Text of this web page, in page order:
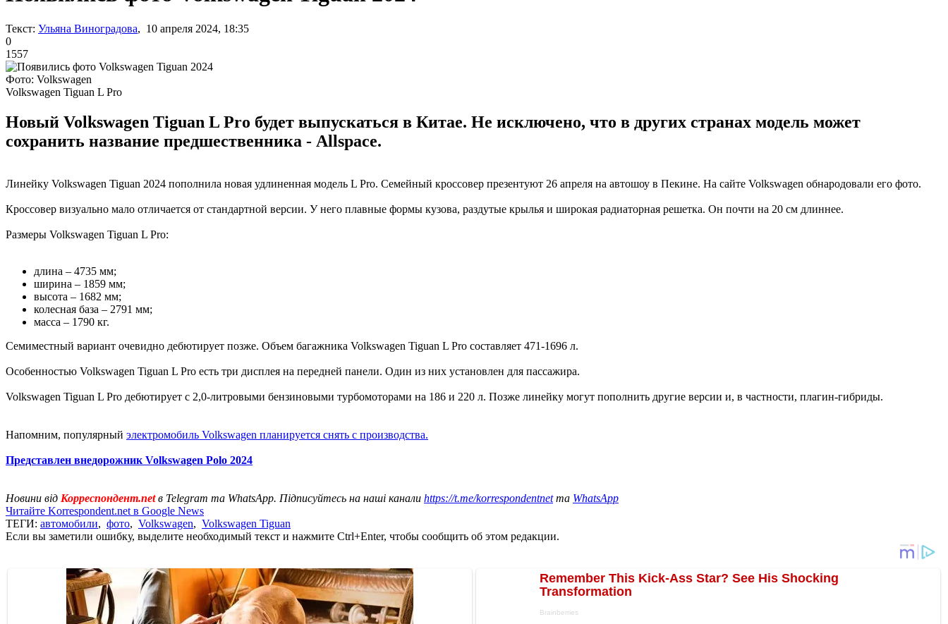
Текст: Ульяна Виноградова, 10 апреля 2024, 18:35
0
1557
Фото: Volkswagen
Volkswagen Tiguan L Pro
Новый Volkswagen Tiguan L Pro будет выпускаться в Китае. Не исключено, что в других странах модель может
сохранить название предшественника - Allspace.
Линейку Volkswagen Tiguan 2024 пополнила новая удлиненная модель L Pro. Семейный кроссовер презентуют 26 апреля на автошоу в Пекине. На сайте Volkswagen обнародовали его фото.
Кроссовер визуально мало отличается от стандартной версии. У него плавные формы кузова, раздутые крылья и широкая радиаторная решетка. Он почти на 20 см длиннее.
Размеры Volkswagen Tiguan L Pro:
длина – 4735 мм;
ширина – 1859 мм;
высота – 1682 мм;
колесная база – 2791 мм;
масса – 1790 кг.
Семиместный вариант очевидно дебютирует позже. Объем багажника Volkswagen Tiguan L Pro составляет 471-1696 л.
Особенностью Volkswagen Tiguan L Pro есть три дисплея на передней панели. Один из них установлен для пассажира.
Volkswagen Tiguan L Pro дебютирует с 2,0-литровыми бензиновыми турбомоторами на 186 и 220 л. Позже линейку могут пополнить другие версии и, в частности, плагин-гибриды.
Напомним, популярный электромобиль Volkswagen планируется снять с производства.
Представлен внедорожник Volkswagen Polo 2024
Новини від Корреспондент.netв Telegram та WhatsApp. Підписуйтесь на наші канали https://t.me/korrespondentnetта WhatsApp
Читайте Korrespondent.net в Google News
ТЕГИ: автомобили, фото, Volkswagen, Volkswagen Tiguan
Если вы заметили ошибку, выделите необходимый текст и нажмите Ctrl+Enter, чтобы сообщить об этом редакции.